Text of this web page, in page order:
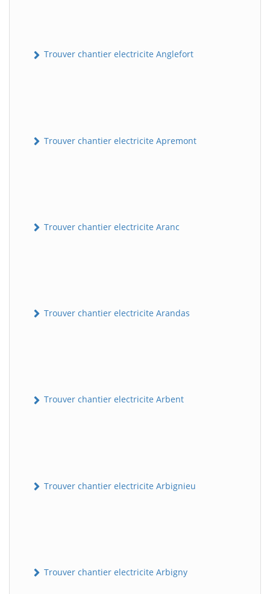
Trouver chantier electricite Anglefort
Trouver chantier electricite Apremont
Trouver chantier electricite Aranc
Trouver chantier electricite Arandas
Trouver chantier electricite Arbent
Trouver chantier electricite Arbignieu
Trouver chantier electricite Arbigny